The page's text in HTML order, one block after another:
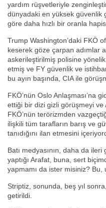
yardım rüşvetleriyle
dünyadaki en yüksek güvenlik
göre daha hızlı bir oranla
Trump Washington’daki FKÖ
keserek göze çarpan adımlar
askerileştirilmiş polisine
etmiş ve FY güvenlik ve
bu ayın başında, CIA ile
FKÖ’nün Oslo Anlaşması’na
ettiği bir dizi gizli görüşmeyi ve
FKÖ’nün terörizmden
ilişkili tüm tarafların barış ve
tanıdığını ilan etmesini
Batı medyasının, daha da ileri
yaptığı Arafat, buna, sert
yapmamı da ister misiniz? Bu,
Striptiz, sonunda, beş yıl
getirildi.